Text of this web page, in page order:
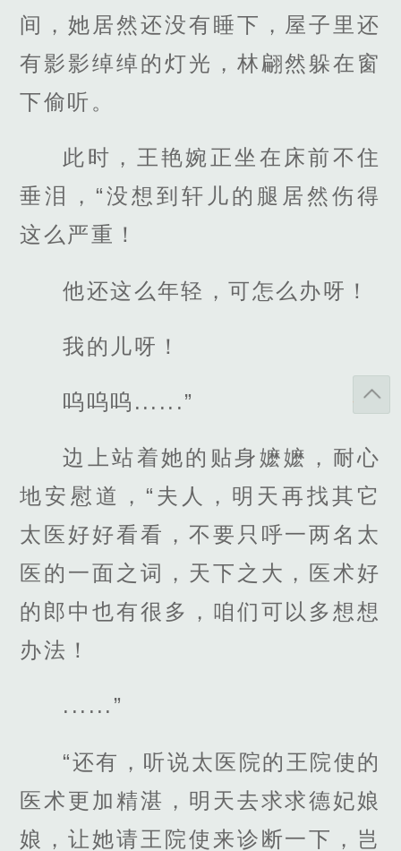
间，她居然还没有睡下，屋子里还
有影影绰绰的灯光，林翩然躲在窗
下偷听。
此时，王艳婉正坐在床前不住
垂泪，“没想到轩儿的腿居然伤得
这么严重！
他还这么年轻，可怎么办呀！
我的儿呀！
呜呜呜......”
边上站着她的贴身嬷嬷，耐心
地安慰道，“夫人，明天再找其它
太医好好看看，不要只呼一两名太
医的一面之词，天下之大，医术好
的郎中也有很多，咱们可以多想想
办法！
......”
“还有，听说太医院的王院使的
医术更加精湛，明天去求求德妃娘
娘，让她请王院使来诊断一下，岂